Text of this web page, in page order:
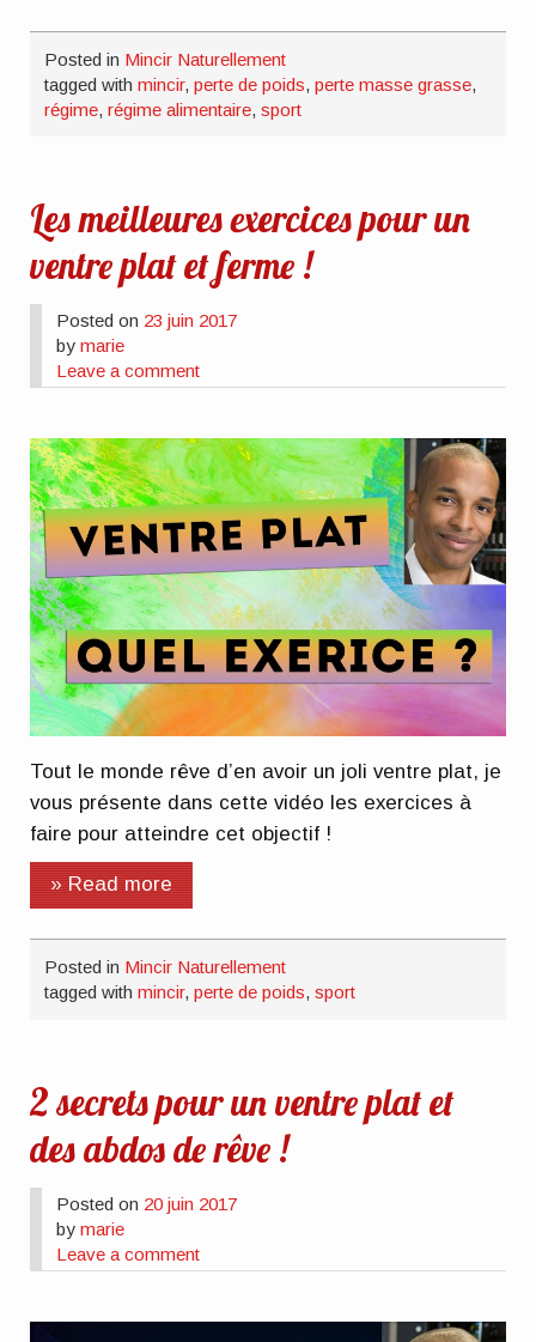
Posted in Mincir Naturellement
tagged withmincir,perte de poids,perte masse grasse,
régime,régime alimentaire,sport
Les meilleures exercices pour un
ventre plat et ferme !
Posted on 23 juin 2017
bymarie
Leave a comment
Tout le monde rêve d’en avoir un joli ventre plat, je
vous présente dans cette vidéo les exercices à
faire pour atteindre cet objectif !
» Read more
Posted in Mincir Naturellement
tagged withmincir,perte de poids,sport
2 secrets pour un ventre plat et
des abdos de rêve !
Posted on 20 juin 2017
bymarie
Leave a comment